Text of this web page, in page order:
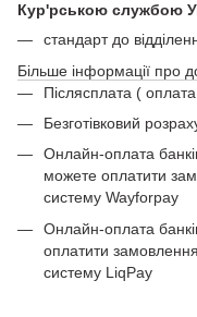
Кур'рською службою
стандарт до
Більше інформації про
Післясплата (
Безготівковий
Онлайн-оплата
можете оплатити
систему Wayforpay
Онлайн-оплата
оплатити
систему LiqPay